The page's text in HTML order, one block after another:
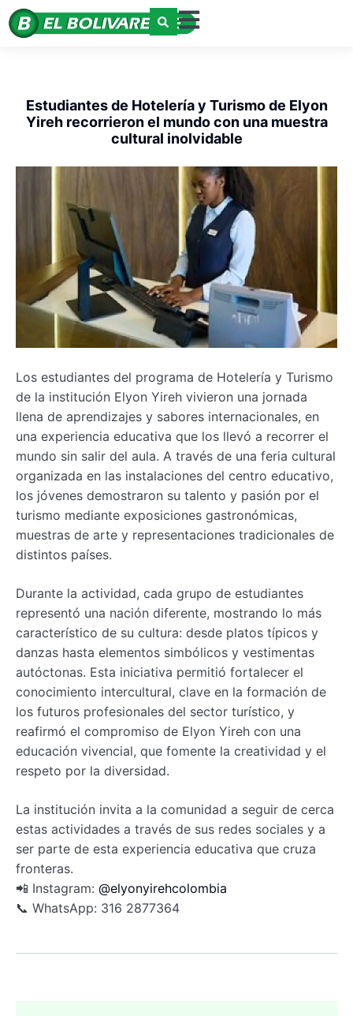
Estudiantes de Hotelería y Turismo de Elyon
Yireh recorrieron el mundo con una muestra
cultural inolvidable
Los estudiantes del programa de Hotelería y Turismo
de la institución Elyon Yireh vivieron una jornada
llena de aprendizajes y sabores internacionales, en
una experiencia educativa que los llevó a recorrer el
mundo sin salir del aula. A través de una feria cultural
organizada en las instalaciones del centro educativo,
los jóvenes demostraron su talento y pasión por el
turismo mediante exposiciones gastronómicas,
muestras de arte y representaciones tradicionales de
distintos países.
Durante la actividad, cada grupo de estudiantes
representó una nación diferente, mostrando lo más
característico de su cultura: desde platos típicos y
danzas hasta elementos simbólicos y vestimentas
autóctonas. Esta iniciativa permitió fortalecer el
conocimiento intercultural, clave en la formación de
los futuros profesionales del sector turístico, y
reafirmó el compromiso de Elyon Yireh con una
educación vivencial, que fomente la creatividad y el
respeto por la diversidad.
La institución invita a la comunidad a seguir de cerca
estas actividades a través de sus redes sociales y a
ser parte de esta experiencia educativa que cruza
fronteras.
📲 Instagram: @elyonyirehcolombia
📞 WhatsApp: 316 2877364